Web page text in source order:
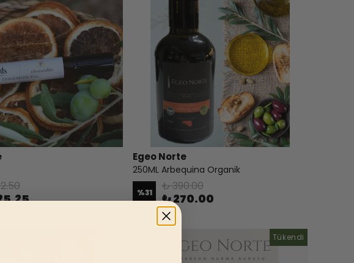
Egeo Norte
250ML Arbequina Organik
%31 ₺ 390.00
₺ 270.00
Tükendi